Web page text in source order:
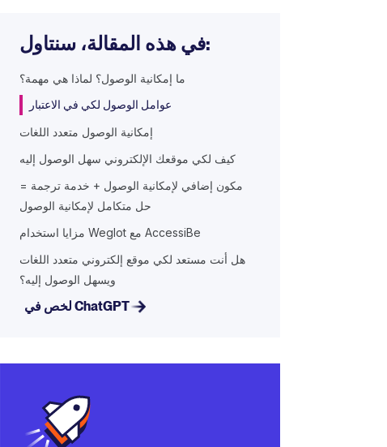
في هذه المقالة، سنتاول:
ما إمكانية الوصول؟ لماذا هي مهمة؟
عوامل الوصول لكي في الاعتبار
إمكانية الوصول متعدد اللغات
كيف لكي موقعك الإلكتروني سهل الوصول إليه
مكون إضافي لإمكانية الوصول + خدمة ترجمة =
حل متكامل لإمكانية الوصول
مزايا استخدام Weglot مع AccessiBe
هل أنت مستعد لكي موقع إلكتروني متعدد اللغات
ويسهل الوصول إليه؟
لخص في ChatGPT